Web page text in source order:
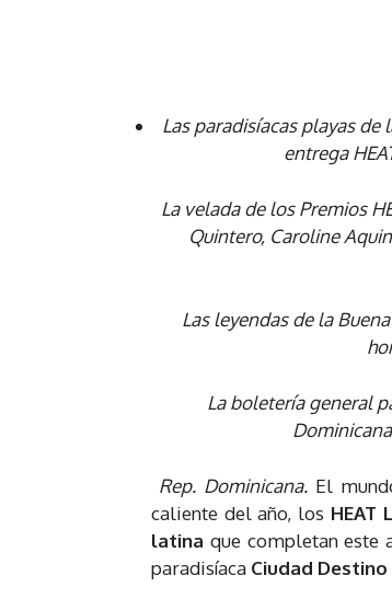
Las paradisíacas playas de
entrega
La velada de los Premios
Quintero, Caroline
Las leyendas de la
La boletería general
Rep. Dominicana. El
caliente del año, los HEAT
latina que completan este
paradisíaca Ciudad Destino